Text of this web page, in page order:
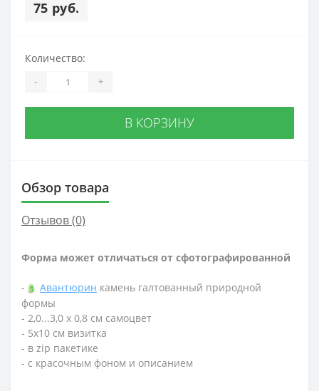
75 руб.
Количество:
- +
В КОРЗИНУ
Обзор товара
Отзывов (0)
Форма может отличаться от сфотографированной
- Авантюрин камень галтованный природной
формы
- 2,0...3,0 х 0,8 см самоцвет
- 5х10 см визитка
- в zip пакетике
- с красочным фоном и описанием